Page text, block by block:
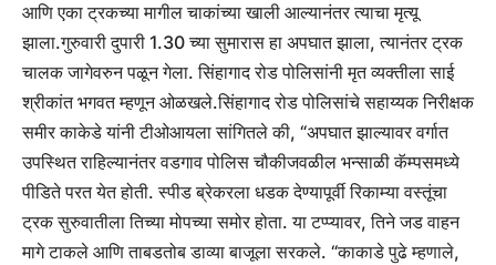
आणि एका ट्रकच्या मागील चाकांच्या खाली आल्यानंतर त्याचा मृत्यू
झाला.गुरुवारी दुपारी 1.30 च्या सुमारास हा अपघात झाला, त्यानंतर ट्रक
चालक जागेवरुन पळून गेला. सिंहागाद रोड पोलिसांनी मृत व्यक्तीला साई
श्रीकांत भगवत म्हणून ओळखले.सिंहागाद रोड पोलिसांचे सहाय्यक निरीक्षक
समीर काकेडे यांनी टीओआयला सांगितले की, “अपघात झाल्यावर वर्गात
उपस्थित राहिल्यानंतर वडगाव पोलिस चौकीजवळील भन्साळी कॅम्पसमध्ये
पीडिते परत येत होती. स्पीड ब्रेकरला धडक देण्यापूर्वी रिकाम्या वस्तूंचा
ट्रक सुरुवातीला तिच्या मोपच्या समोर होता.या टप्प्यावर, तिने जड वाहन
मागे टाकले आणि ताबडतोब डाव्या बाजूला सरकले. “काकाडे पुढे म्हणाले,